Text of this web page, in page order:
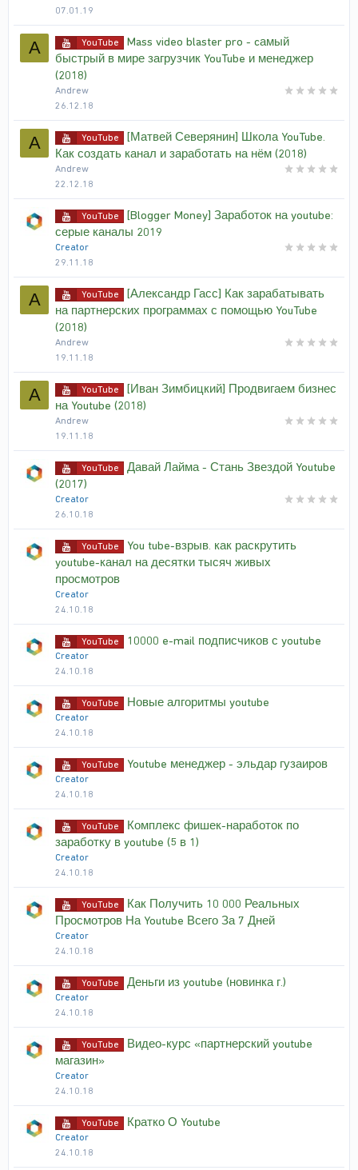
07.01.19
A YouTube
Mass video blaster pro - cамый
быстрый в мире загрузчик YouTube и менеджер
(2018)
Andrew
26.12.18
A YouTube
[Матвей Северянин] Школа YouTube.
Как создать канал и заработать на нём (2018)
Andrew
22.12.18
YouTube
[Blogger Money] Заработок на youtube:
серые каналы 2019
Creator
29.11.18
A YouTube
[Александр Гасс] Как зарабатывать
на партнерских программах с помощью YouTube
(2018)
Andrew
19.11.18
A YouTube
[Иван Зимбицкий] Продвигаем бизнес
на Youtube (2018)
Andrew
19.11.18
YouTube
Давай Лайма - Стань Звездой Youtube
(2017)
Creator
26.10.18
YouTube
You tube-взрыв. как раскрутить
youtube-канал на десятки тысяч живых
просмотров
Creator
24.10.18
YouTube 10000 e-mail подписчиков с youtube
Creator
24.10.18
YouTube Новые алгоритмы youtube
Creator
24.10.18
YouTube Youtube менеджер - эльдар гузаиров
Creator
24.10.18
YouTube
Комплекс фишек-наработок по
заработку в youtube (5 в 1)
Creator
24.10.18
YouTube
Как Получить 10 000 Реальных
Просмотров На Youtube Всего За 7 Дней
Creator
24.10.18
YouTube Деньги из youtube (новинка г.)
Creator
24.10.18
YouTube
Видео-курс «партнерский youtube
магазин»
Creator
24.10.18
YouTube Кратко О Youtube
Creator
24.10.18